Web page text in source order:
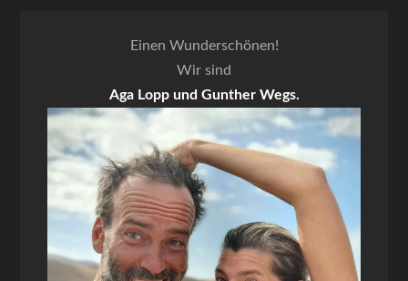
Einen Wunderschönen!
Wir sind
Aga Lopp und Gunther Wegs.